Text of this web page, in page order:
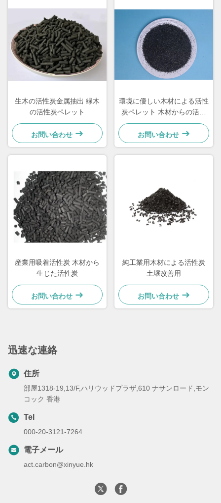
生木の活性炭金属抽出 緑木
の活性炭ペレット
お問い合わせ
環境に優しい木材による活性
炭ペレット 木材からの活性
炭
お問い合わせ
産業用吸着活性炭 木材から
生じた活性炭
お問い合わせ
純工業用木材による活性炭
土壌改善用
お問い合わせ
迅速な連絡
住所
部屋1318-19,13/F,ハリウッドプラザ,610 ナサンロード,モン
コック 香港
Tel
000-20-3121-7264
電子メール
act.carbon@xinyue.hk